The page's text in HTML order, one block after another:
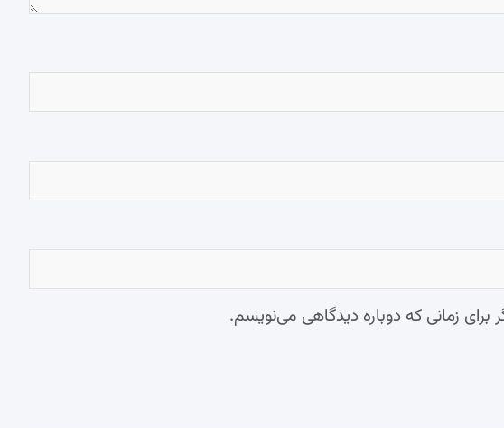
زمانی که دوباره دیدگاهی می‌نویسم.